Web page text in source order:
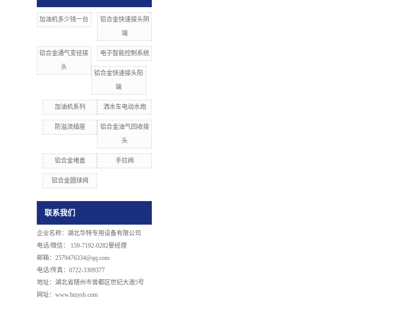
加油机多少钱一台
铝合金快速接头阴
端
铝合金通气变径接
头
电子智能控制系统
铝合金快速接头阳
端
加油机系列 洒水车电动水炮
防溢流插座
铝合金油气回收接
头
铝合金堵盖 手拉阀
铝合金圆球阀
联系我们
企业名称：湖北华特专用设备有限公司
电话/微信：
159-7192-0282晏经理
邮箱：2579476334@qq.com
电话/传真：0722-3309377
地址：湖北省随州市曾都区世纪大道5号
网址：www.htzysb.com